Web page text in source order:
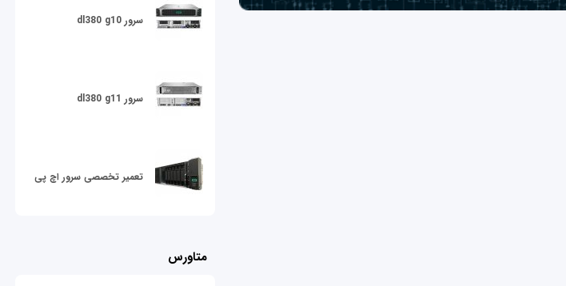
سرور dl380 g10
سرور dl380 g11
تعمیر تخصصی سرور اچ پی
متاورس